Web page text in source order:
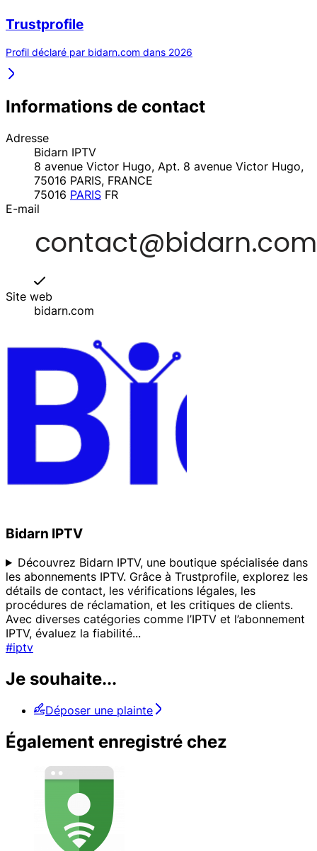
Trustprofile
Profil déclaré par bidarn.com dans 2026
Informations de contact
Adresse
Bidarn IPTV
8 avenue Victor Hugo, Apt. 8 avenue Victor Hugo,
75016 PARIS, FRANCE
75016 PARIS FR
E-mail
Site web
bidarn.com
Bidarn IPTV
Découvrez Bidarn IPTV, une boutique spécialisée dans
les abonnements IPTV. Grâce à Trustprofile, explorez les
détails de contact, les vérifications légales, les
procédures de réclamation, et les critiques de clients.
Avec diverses catégories comme l’IPTV et l’abonnement
IPTV, évaluez la fiabilité...
#iptv
Je souhaite...
Déposer une plainte
Également enregistré chez